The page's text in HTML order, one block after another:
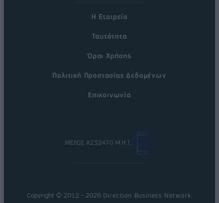
Η Εταιρεία
Ταυτότητα
Όροι Χρήσης
Πολιτική Προστασίας Δεδομένων
Επικοινωνία
ΜΕΛΟΣ #232470 Μ.Η.Τ.
Copyright © 2012 - 2026 Direction Business Network